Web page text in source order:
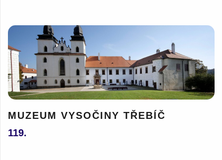
MUZEUM VYSOČINY TŘEBÍČ
119.